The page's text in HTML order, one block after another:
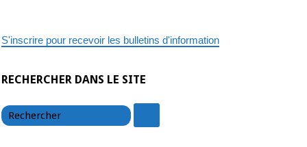
S'inscrire pour recevoir les bulletins d'information
RECHERCHER DANS LE SITE